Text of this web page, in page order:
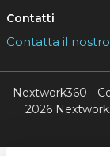
Contatti
Contatta il
Nextwork360 -
2026